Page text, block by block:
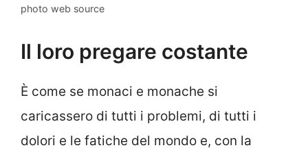
photo web source
Il loro pregare costante
È come se monaci e monache si
caricassero di tutti i problemi, di tutti i
dolori e le fatiche del mondo e, con la